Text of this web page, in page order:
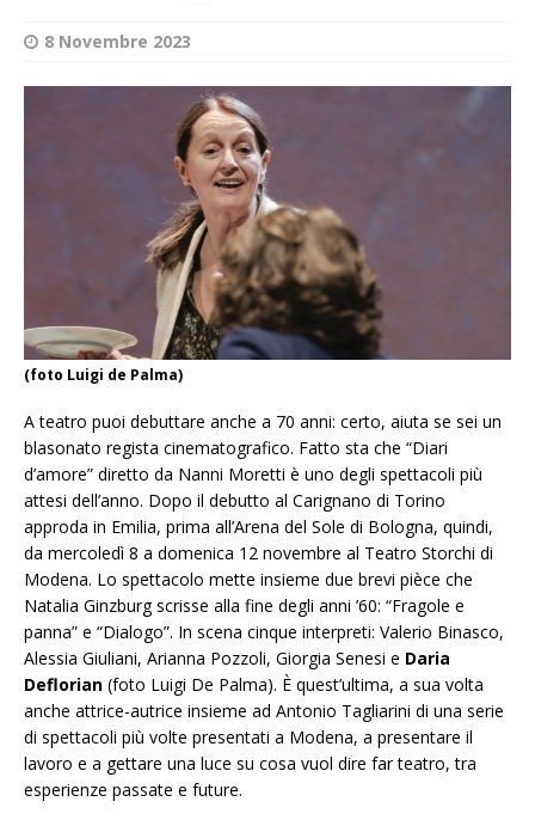
8 Novembre 2023
(foto Luigi de Palma)
A teatro puoi debuttare anche a 70 anni: certo, aiuta se sei un
blasonato regista cinematografico. Fatto sta che “Diari
d’amore” diretto da Nanni Moretti è uno degli spettacoli più
attesi dell’anno. Dopo il debutto al Carignano di Torino
approda in Emilia, prima all’Arena del Sole di Bologna, quindi,
da mercoledì 8 a domenica 12 novembre al Teatro Storchi di
Modena. Lo spettacolo mette insieme due brevi pièce che
Natalia Ginzburg scrisse alla fine degli anni ’60: “Fragole e
panna” e “Dialogo”. In scena cinque interpreti: Valerio Binasco,
Alessia Giuliani, Arianna Pozzoli, Giorgia Senesi e Daria
Deflorian (foto Luigi De Palma). È quest’ultima, a sua volta
anche attrice-autrice insieme ad Antonio Tagliarini di una serie
di spettacoli più volte presentati a Modena, a presentare il
lavoro e a gettare una luce su cosa vuol dire far teatro, tra
esperienze passate e future.